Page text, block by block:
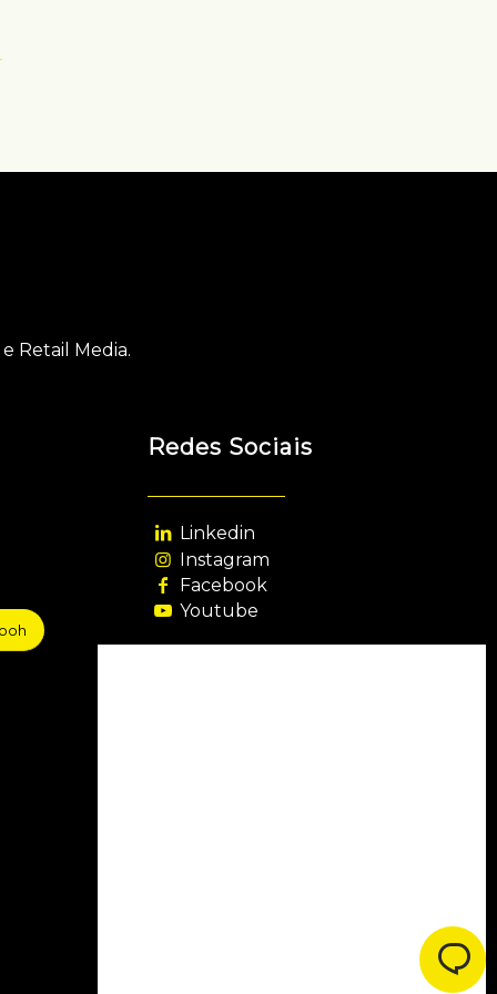
Retail Media.
Redes Sociais
Linkedin
Instagram
Facebook
Youtube